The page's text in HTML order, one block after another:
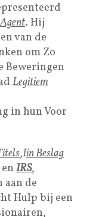
Agent. Hij
van de
om Zo
Beweringen
Legitiem
in hun Voor
,Iin Beslag
en IRS,
aan de
Hulp bij een